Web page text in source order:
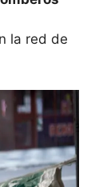
la red de